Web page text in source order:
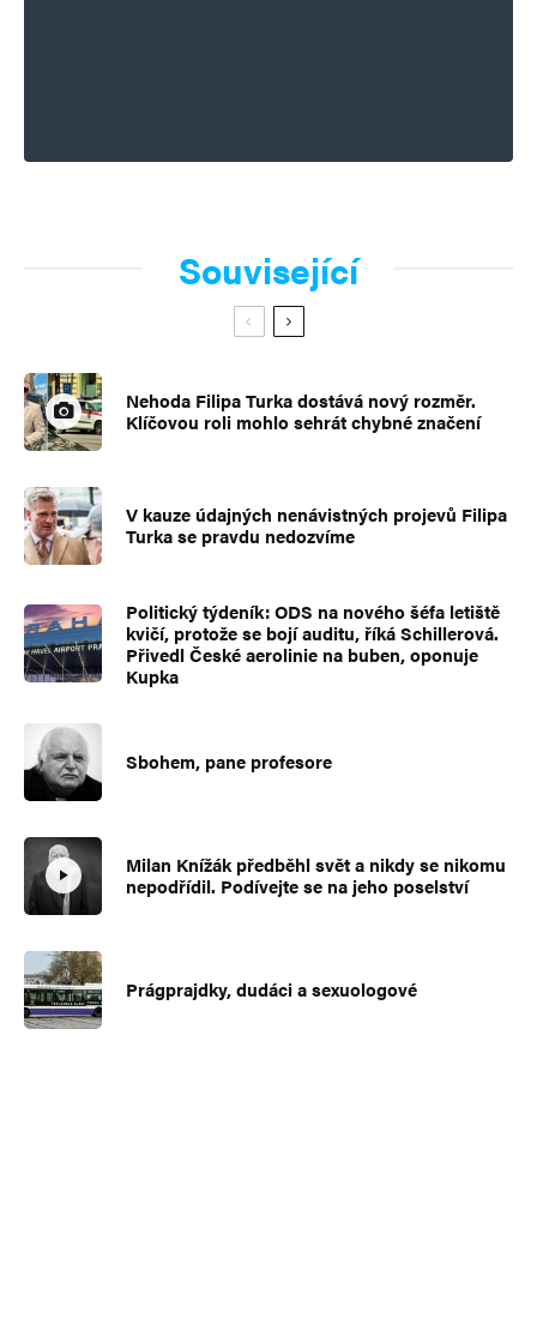
Související
Nehoda Filipa Turka dostává nový rozměr.
Klíčovou roli mohlo sehrát chybné značení
V kauze údajných nenávistných projevů Filipa
Turka se pravdu nedozvíme
Politický týdeník: ODS na nového šéfa letiště
kvičí, protože se bojí auditu, říká Schillerová.
Přivedl České aerolinie na buben, oponuje
Kupka
Sbohem, pane profesore
Milan Knížák předběhl svět a nikdy se nikomu
nepodřídil. Podívejte se na jeho poselství
Prágprajdky, dudáci a sexuologové